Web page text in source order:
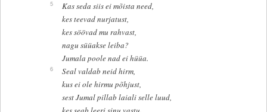
5
Kas seda siis ei mõista need,
kes teevad nurjatust,
kes söövad mu rahvast,
nagu süüakse leiba?
Jumala poole nad ei hüüa.
6
Seal valdab neid hirm,
kus ei ole hirmu põhjust,
sest Jumal pillab laiali selle luud,